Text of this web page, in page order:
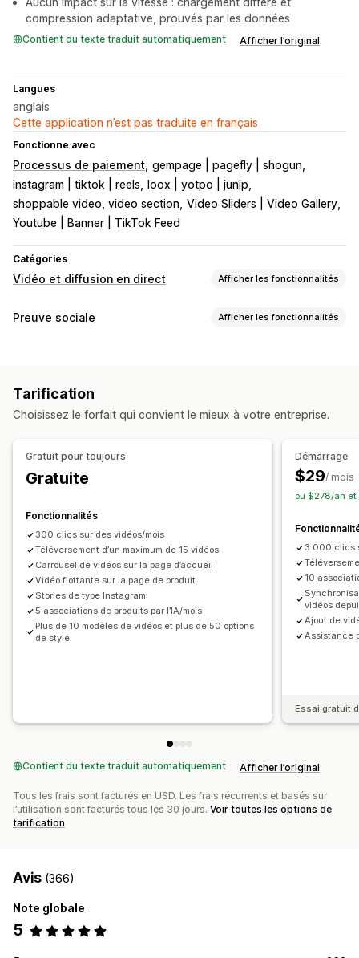
compression adaptative, prouvés par les données
Contient du texte traduit automatiquement Afficher l’original
Langues
anglais
Cette application n’est pas traduite en français
Fonctionne avec
Processus de paiement gempage | pagefly | shogun
instagram | tiktok | reels
loox | yotpo | junip
shoppable video, video section Video Sliders | Video Gallery
Youtube | Banner | TikTok Feed
Catégories
Vidéo et diffusion en direct Afficher les fonctionnalités
Gestion des vidéos
Personnalisation
Arrière-plan vidéo
URL personnalisée
Widget vidéo
Carrousels
Preuve sociale Afficher les fonctionnalités
Analyses de données
Suivi de l’engagement
Suivi des conversions
Tarification
Choisissez le forfait qui convient le mieux à votre entreprise.
Gratuit pour toujours
Gratuite
Fonctionnalités
300 clics sur des vidéos/mois
Téléversement d’un maximum de 15 vidéos
Carrousel de vidéos sur la page d’accueil
Vidéo flottante sur la page de produit
Stories de type Instagram
5 associations de produits par l’IA/mois
Plus de 10 modèles de vidéos et plus de 50 options
de style
Démarrage
$29/ mois
ou $278/an et
3 000 clics
10
vidéos
Ajout de
Assistance
Essai gratuit
Contient du texte traduit automatiquement Afficher l’original
Tous les frais sont facturés en USD. Les frais récurrents et basés sur
l’utilisation sont facturés tous les 30 jours. Voir toutes les options de
tarification
Avis (366)
Note globale
5